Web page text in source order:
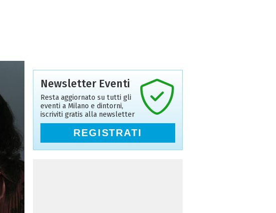
Newsletter Eventi
Resta aggiornato su tutti gli
eventi a Milano e dintorni,
iscriviti gratis alla newsletter
REGISTRATI